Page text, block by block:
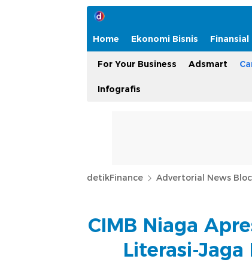
Home Ekonomi Bisnis Finansial
For Your Business Adsmart
Infografis
detikFinance Advertorial News
CIMB Niaga
Literasi-Jaga